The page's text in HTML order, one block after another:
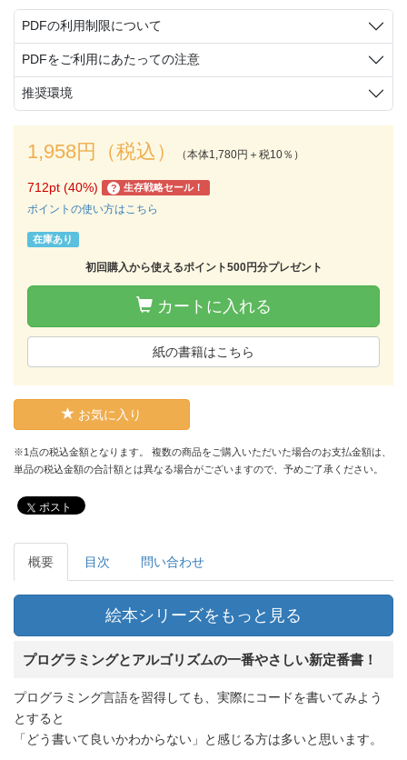
PDFの利用制限について
PDFをご利用にあたっての注意
推奨環境
1,958円（税込） （本体1,780円＋税10％）
712pt (40%) ? 生存戦略セール！
ポイントの使い方はこちら
在庫あり
初回購入から使えるポイント500円分プレゼント
カートに入れる
紙の書籍はこちら
お気に入り
※1点の税込金額となります。 複数の商品をご購入いただいた場合のお支払金額は、
単品の税込金額の合計額とは異なる場合がございますので、予めご了承ください。
ポスト
概要 目次 問い合わせ
絵本シリーズをもっと見る
プログラミングとアルゴリズムの一番やさしい新定番書！
プログラミング言語を習得しても、実際にコードを書いてみよう
とすると
「どう書いて良いかわからない」と感じる方は多いと思います。